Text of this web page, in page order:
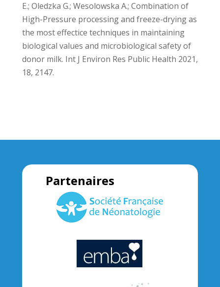
E.; Oledzka G.; Wesolowska A.; Combination of
High-Pressure processing and freeze-drying as
the most effectice techniques in maintaining
biological values and microbiological safety of
donor milk. Int J Environ Res Public Health 2021,
18, 2147.
Partenaires